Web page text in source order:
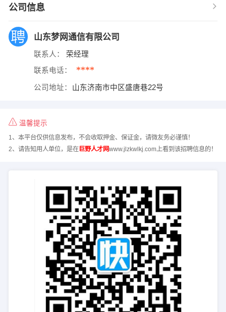
公司信息
山东梦网通信有限公司
联系人： 荣经理
联系电话： ****
公司地址： 山东济南市中区盛唐巷22号
温馨提示
1、本平台仅供信息发布，不会收取押金、保证金，请微友务必谨慎！
2、请告知用人单位，是在巨野人才网www.jlzkwlkj.com上看到该招聘信息的！